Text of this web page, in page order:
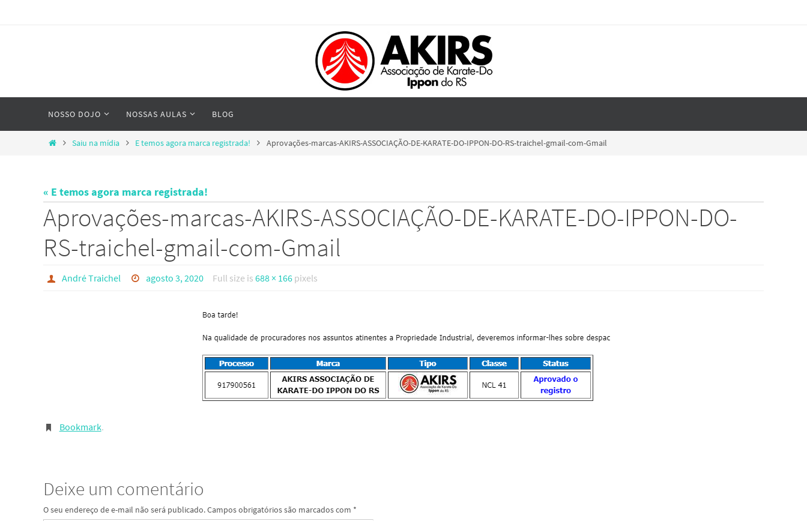
content
NOSSO DOJO NOSSAS AULAS BLOG
HomeSaiu na mídia E temos agora marca registrada! Aprovações-marcas-AKIRS-ASSOCIAÇÃO-DE-KARATE-DO-IPPON-DO-RS-traichel-gmail-com-Gmail
« E temos agora marca registrada!
Aprovações-marcas-AKIRS-ASSOCIAÇÃO-DE-KARATE-DO-IPPON-DO-
RS-traichel-gmail-com-Gmail
André Traichel agosto 3, 2020 Full size is688 × 166 pixels
Bookmark.
Deixe um comentário
O seu endereço de e-mail não será publicado.Campos obrigatórios são marcados com *